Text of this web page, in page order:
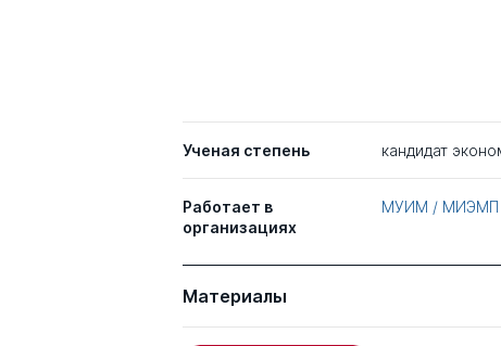
Ученая степень кандидат
Работает в
организациях
МУИМ / МИЭМП
Материалы